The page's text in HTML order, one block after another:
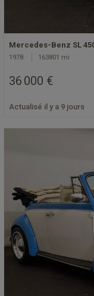
Mercedes-Benz SL
1978 163801 mi
36 000 €
Actualisé il y a 9 jours